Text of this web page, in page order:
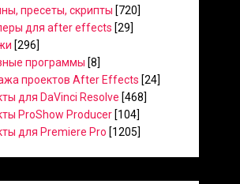
пресеты, скрипты [720]
для after effects [29]
[296]
программы [8]
проектов After Effects [24]
для DaVinci Resolve [468]
ProShow Producer [104]
для Premiere Pro [1205]